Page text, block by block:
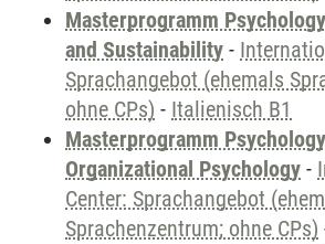
Masterprogramm
and Sustainability -
Sprachangebot (ehemals
ohne CPs) - Italienisch B1
Masterprogramm
Organizational Psychology -
Center: Sprachangebot
Sprachenzentrum; ohne CPs)